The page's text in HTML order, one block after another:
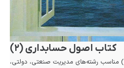
کتاب اصول حسابداری (۲)
کتاب اصول حسابداری (۲) مناسب رشته‌های مدیریت صنعتی، دولتی،